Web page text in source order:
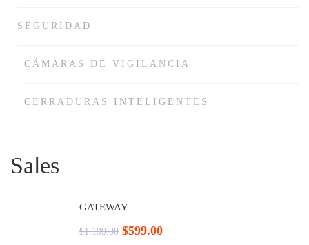
SEGURIDAD
CÁMARAS DE VIGILANCIA
CERRADURAS INTELIGENTES
Sales
GATEWAY
$1,199.00 $599.00